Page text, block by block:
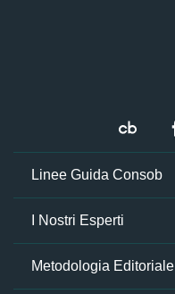
Linee Guida Consob
I Nostri Esperti
Metodologia Editoriale